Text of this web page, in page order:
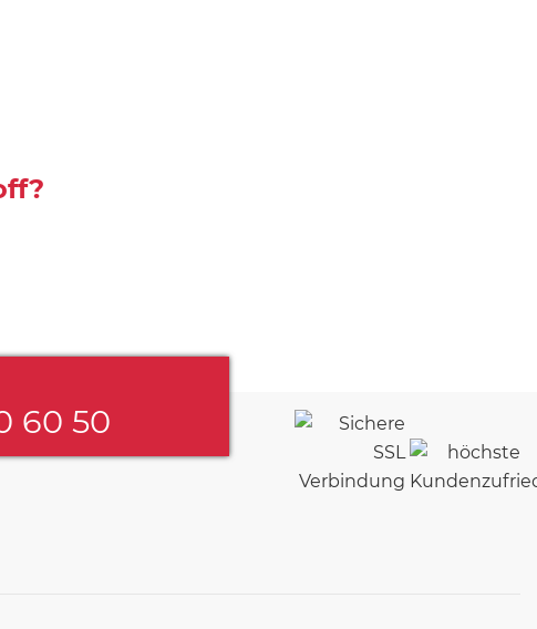
60 50